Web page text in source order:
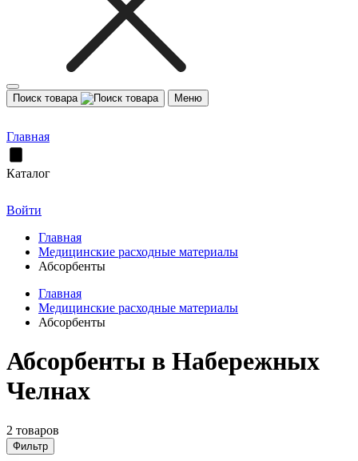
Поиск товара Меню
Главная
Каталог
Войти
Главная
Медицинские расходные материалы
Абсорбенты
Главная
Медицинские расходные материалы
Абсорбенты
Абсорбенты в Набережных
Челнах
2 товаров
Фильтр